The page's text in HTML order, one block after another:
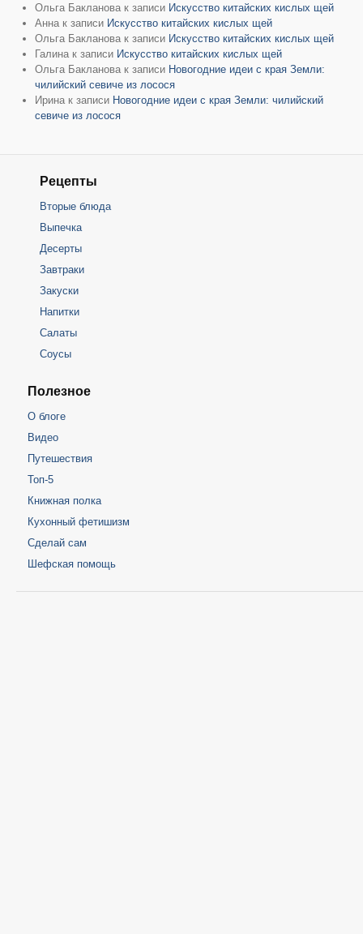
Ольга Бакланова к записи Искусство китайских кислых щей
Анна к записи Искусство китайских кислых щей
Ольга Бакланова к записи Искусство китайских кислых щей
Галина к записи Искусство китайских кислых щей
Ольга Бакланова к записи Новогодние идеи с края Земли:
чилийский севиче из лосося
Ирина к записи Новогодние идеи с края Земли: чилийский
севиче из лосося
Рецепты
Вторые блюда
Выпечка
Десерты
Завтраки
Закуски
Напитки
Салаты
Соусы
Полезное
О блоге
Видео
Путешествия
Топ-5
Книжная полка
Кухонный фетишизм
Сделай сам
Шефская помощь